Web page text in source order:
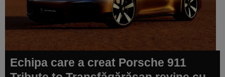
Echipa care a creat Porsche 911